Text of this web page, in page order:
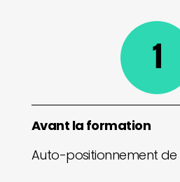
1
Avant la formation
Auto-positionnement de